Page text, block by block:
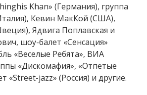
Khan» (Германия), группа
Кевин МакКой (США),
Ядвига Поплавская и
шоу-балет «Сенсация»
«Веселые Ребята», ВИА
«Дискомафия», «Отпетые
«Street-jazz» (Россия) и другие.